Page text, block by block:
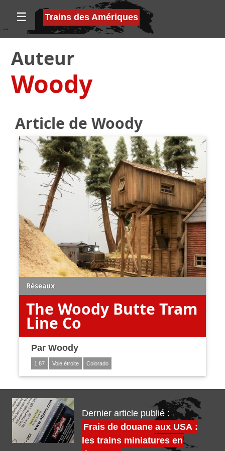
☰ Trains des Amériques
Auteur
Woody
Article de Woody
Réseaux
The Woody Butte Tram
Line Co
Par Woody
1:87 Voie étroite Colorado
Dernier article publié :
Frais de douane aux USA :
les trains miniatures en